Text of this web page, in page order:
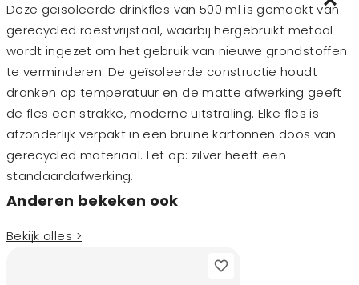
Deze geïsoleerde drinkfles van 500 ml is gemaakt van
gerecycled roestvrijstaal, waarbij hergebruikt metaal
wordt ingezet om het gebruik van nieuwe grondstoffen
te verminderen. De geïsoleerde constructie houdt
dranken op temperatuur en de matte afwerking geeft
de fles een strakke, moderne uitstraling. Elke fles is
afzonderlijk verpakt in een bruine kartonnen doos van
gerecycled materiaal. Let op: zilver heeft een
standaardafwerking.
Anderen bekeken ook
Bekijk alles >